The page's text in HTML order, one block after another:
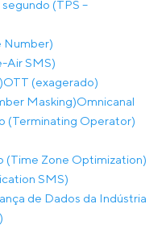
(TPS –
Number)
Air SMS)
OTT (exagerado)
Masking)Omnicanal
(Terminating Operator)
(Time Zone Optimization)
SMS)
de Dados da Indústria